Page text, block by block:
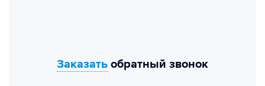
Заказать обратный звонок